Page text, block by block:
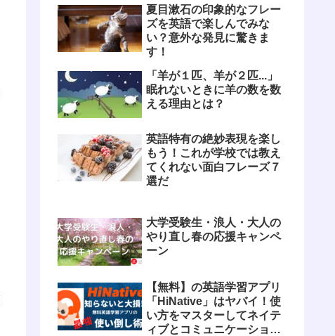
夏目漱石の印象的なフレー
ズを英語で楽しんでみな
い？意外な発見に驚きま
す！
「羊が１匹、羊が２匹...」
眠れないときに羊の数を数
える理由とは？
英語特有の絶妙表現を楽し
もう！これが学校では教え
てくれない面白フレーズ７
選だ
大学受験生・浪人・大人の
やり直し春の応援キャンペ
ーン
【無料】の英語学習アプリ
「HiNative」はヤバイ！使
い方をマスターしてネイテ
ィブとコミュニケーション